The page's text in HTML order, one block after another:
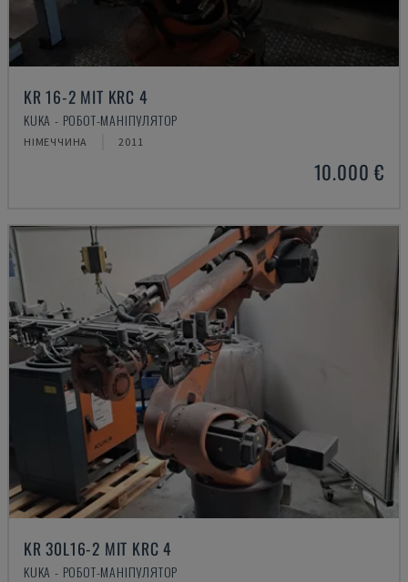
KR 16-2 MIT KRC 4
KUKA - РОБОТ-МАНІПУЛЯТОР
НІМЕЧЧИНА 2011
10.000 €
KR 30L16-2 MIT KRC 4
KUKA - РОБОТ-МАНІПУЛЯТОР